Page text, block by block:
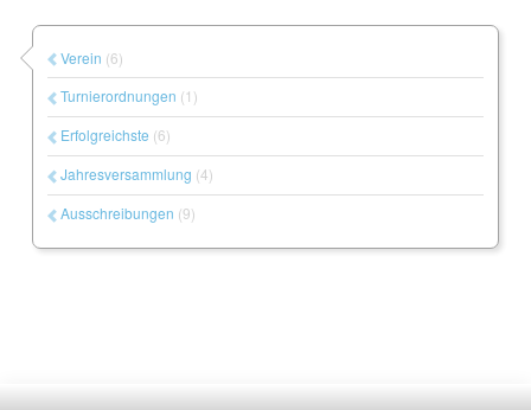
Verein (6)
Turnierordnungen (1)
Erfolgreichste (6)
Jahresversammlung (4)
Ausschreibungen (9)